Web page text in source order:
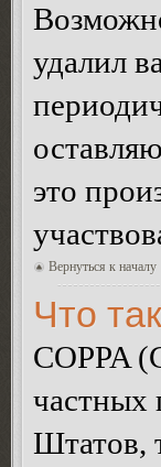
удалил
это
Вернуться к началу
Что
COPPA
частных
Штатов,